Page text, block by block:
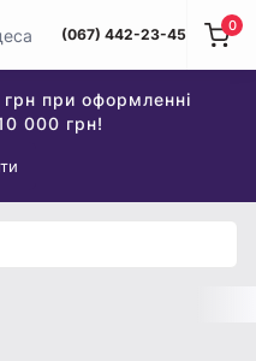
(067) 442-23-45
при оформленні
000 грн!
0